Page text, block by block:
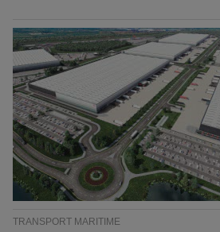
TRANSPORT MARITIME